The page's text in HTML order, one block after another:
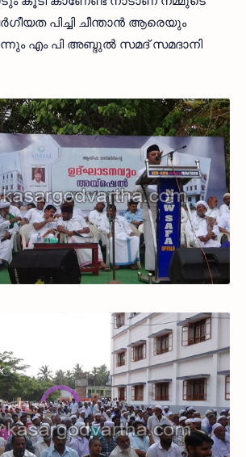
പിച്ചി ചീന്താന്‍ ആരെയും
എം പി അബ്ദുല്‍ സമദ് സമദാനി